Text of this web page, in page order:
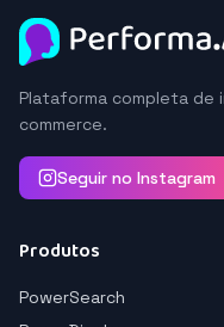
Plataforma completa de
commerce.
Seguir no Instagram
Produtos
PowerSearch